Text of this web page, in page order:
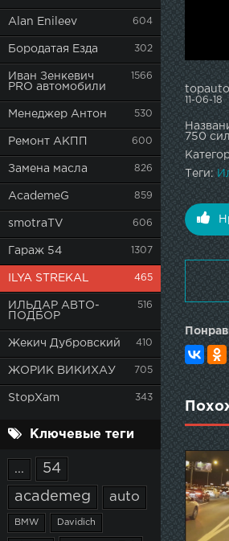
Alan Enileev 604
Бородатая Езда 302
Иван Зенкевич
PRO автомобили
1566
Менеджер Антон 530
Ремонт АКПП 600
Замена масла 826
AcademeG 859
smotraTV 606
Гараж 54 1307
ILYA STREKAL 465
ИЛЬДАР АВТО-
ПОДБОР
516
Жекич Дубровский 410
ЖОРИК ВИКИХАУ 705
StopXam 343
Ключевые теги
... 54
academeg auto
BMW Davidich
11-06-18
750 сил
Теги: